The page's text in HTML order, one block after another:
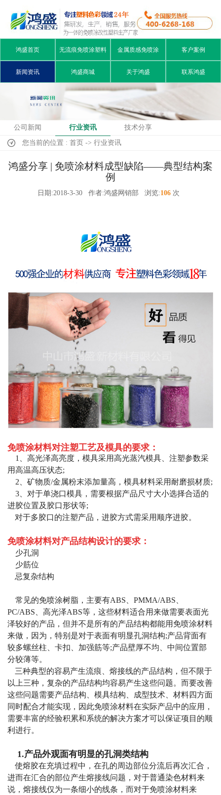
鸿盛首页 无流痕免喷涂塑料 金属质感免喷涂 客户案例
新闻资讯 鸿盛商城 关于鸿盛 联系鸿盛
公司新闻 行业资讯 技术分享
您当前的位置 : 首页 -> 行业资讯
鸿盛分享 | 免喷涂材料成型缺陷——典型结构案
例
日期:2018-3-30 作者:鸿盛网销部 浏览:106 次
免喷涂材料对注塑工艺及模具的要求：
1、高光泽高亮度，模具采用高光蒸汽模具、注塑参数采
用高温高压状态;
2、矿物质/金属粉末添加量高，模具材料采用耐磨损材质;
3、对于单浇口模具，需要根据产品尺寸大小选择合适的
进胶位置及胶口形状等;
对于多胶口的注塑产品，进胶方式需采用顺序进胶。
免喷涂材料对产品结构设计的要求：
少孔洞
少筋位
忌复杂结构
常见的免喷涂树脂，主要有ABS、PMMA/ABS、
PC/ABS、高光泽ABS等，这些材料适合用来做需要表面光
泽较好的产品，但并不是所有的产品结构都能用免喷涂材料
来做，因为，特别是对于表面有明显孔洞结构;产品背面有
较多螺丝柱、卡扣、加强筋等;产品壁厚不均、中间位置部
分较薄等。
三种典型的容易产生流痕、熔接线的产品结构，但不限于
以上三种，复杂的产品结构均容易产生这些问题。而要改善
这些问题需要产品结构、模具结构、成型技术、材料四方面
同时配合才能实现，因此免喷涂材料在实际产品中的应用，
需要丰富的经验积累和系统的解决方案才可以保证项目的顺
利进行。
1.产品外观面有明显的孔洞类结构
使熔胶在充填过程中，在孔的周边部位分流后再次汇合，
进而在汇合的部位产生熔接线问题，对于普通染色材料来
说，熔接线仅为一条细小的线条，而对于免喷涂材料来